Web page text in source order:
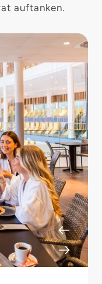
auftanken.